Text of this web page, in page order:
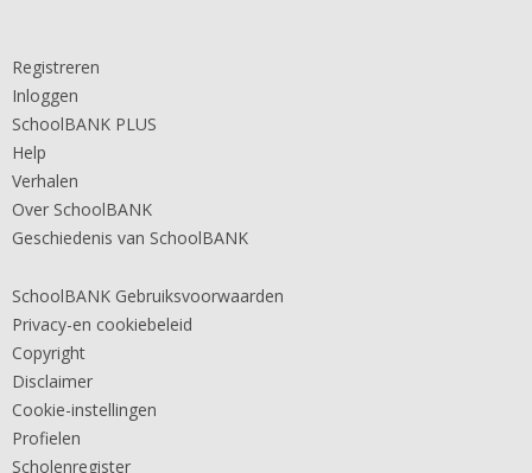
Registreren
Inloggen
SchoolBANK PLUS
Help
Verhalen
Over SchoolBANK
Geschiedenis van SchoolBANK
SchoolBANK Gebruiksvoorwaarden
Privacy-en cookiebeleid
Copyright
Disclaimer
Cookie-instellingen
Profielen
Scholenregister